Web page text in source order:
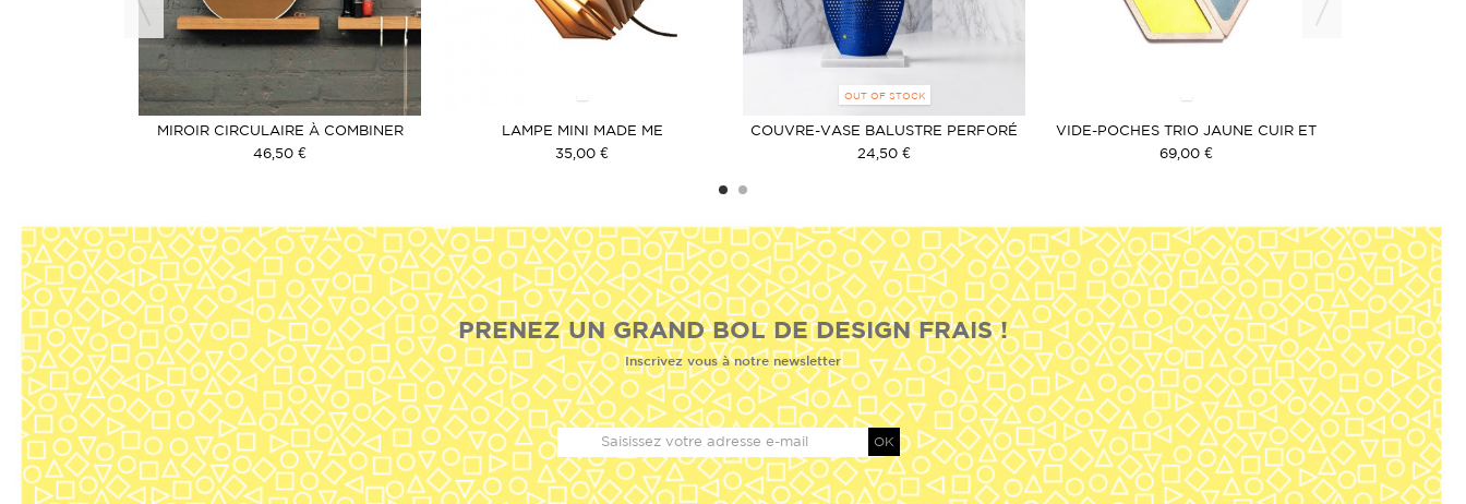
MIROIR CIRCULAIRE À COMBINER
46,50 €
LAMPE MINI MADE ME
35,00 €
OUT OF STOCK
COUVRE-VASE BALUSTRE PERFORÉ
BLEU
24,50 €
VIDE-POCHES TRIO JAUNE CUIR ET
BOIS
69,00 €
PRENEZ UN GRAND BOL DE DESIGN FRAIS !
Inscrivez vous à notre newsletter
OK